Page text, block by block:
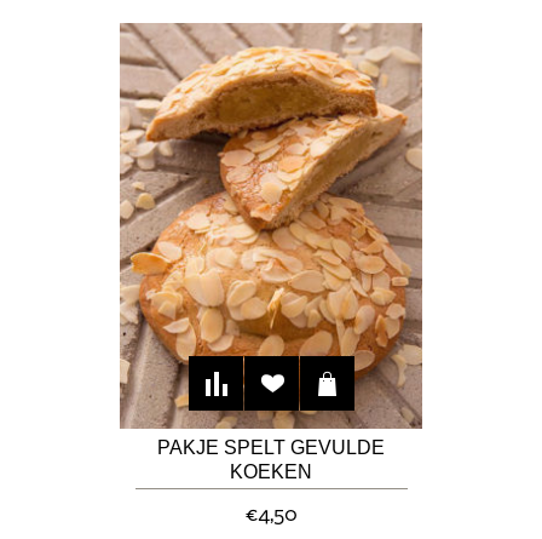
PAKJE SPELT GEVULDE
KOEKEN
€4,50